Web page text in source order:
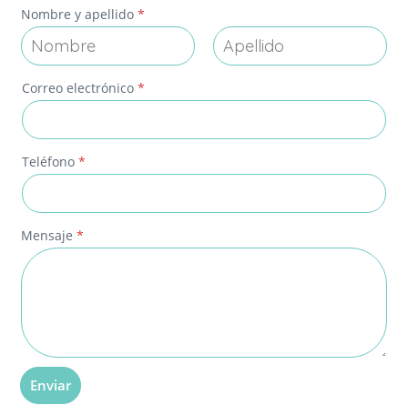
M
e
n
a
e
*
Nombre y apellido*
Correo electrónico*
Teléfono*
Mensaje*
Enviar